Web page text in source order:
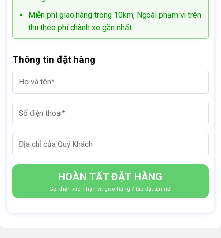
Miễn phí giao hàng trong 10km, Ngoài phạm vi trên
thu theo phí chành xe gần nhất.
Thông tin đặt hàng
Gọi điện xác nhận và giao hàng / lắp đặt tận nơi